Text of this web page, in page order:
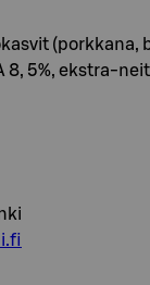
(porkkana,
8, 5%, ekstra-